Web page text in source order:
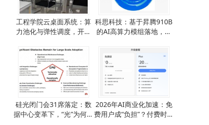
工程学院云桌面系统：算
力池化与弹性调度，开启
科思科技：基于昇腾910B
的AI高算力模组落地，自
硅光闭门会31席落定：数
据中心变革下，“光”为何成
2026年AI商业化加速：免
费用户成“负担”？付费时代